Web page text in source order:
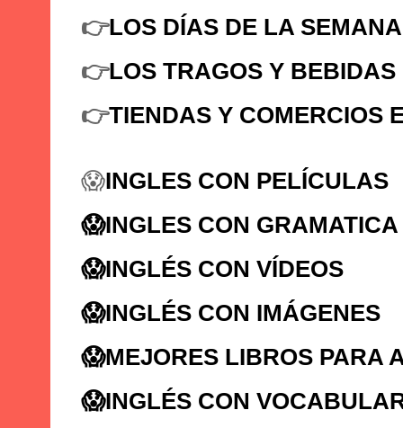
👉LOS DÍAS DE LA
👉LOS TRAGOS Y BEBIDAS
👉TIENDAS Y COMERCIOS
😱INGLES CON PELÍCULAS
😱INGLES CON GRAMATICA
😱INGLÉS CON VÍDEOS
😱INGLÉS CON IMÁGENES
😱MEJORES LIBROS PARA
😱INGLÉS CON